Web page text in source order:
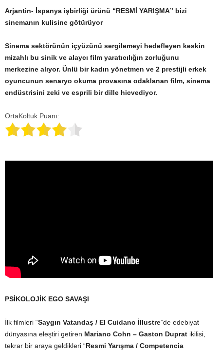
Arjantin- İspanya işbirliği ürünü “RESMİ YARIŞMA” bizi
sinemanın kulisine götürüyor
Sinema sektörünün içyüzünü sergilemeyi hedefleyen keskin
mizahlı bu sinik ve alaycı film yaratıcılığın zorluğunu
merkezine alıyor. Ünlü bir kadın yönetmen ve 2 prestijli erkek
oyuncunun senaryo okuma provasına odaklanan film, sinema
endüstrisini zeki ve esprili bir dille hicvediyor.
OrtaKoltuk Puanı:
PSİKOLOJİK EGO SAVAŞI
İlk filmleri “Saygın Vatandaş / El Cuidano İllustre”de edebiyat
dünyasına eleştiri getiren Mariano Cohn – Gaston Duprat ikilisi,
tekrar bir araya geldikleri “Resmi Yarışma / Competencia